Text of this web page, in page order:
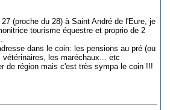
(proche du 28) à Saint André de l'Eure, je
tourisme équestre et proprio de 2
dans le coin: les pensions au pré (ou
les maréchaux... etc
de région mais c'est très sympa le coin !!!